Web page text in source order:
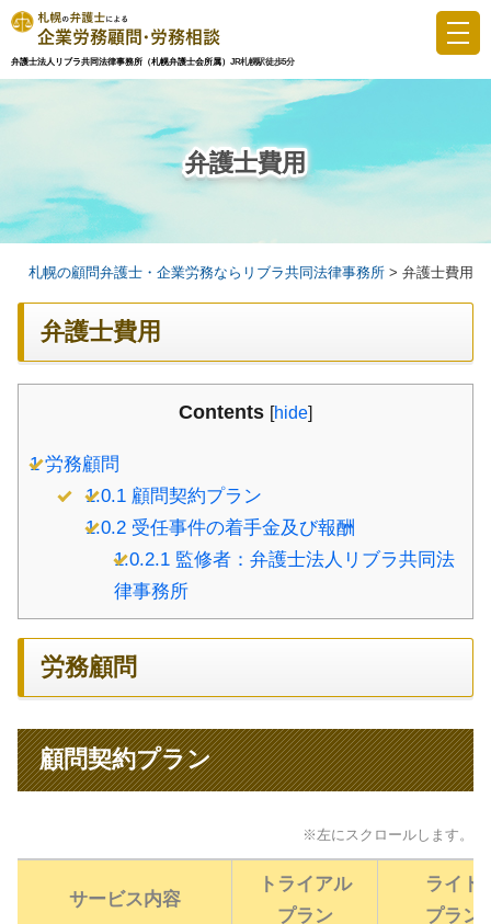
Skip
content
弁護士法人リブラ共同法律事務所（札幌弁護士会所属） JR札幌駅徒歩5分
士費用
札幌の顧問弁護士・企業労務ならリブラ共同法律事務所 > 弁護士費用
弁護士費用
Contents [hide]
1労務顧問
1.0.1 顧問契約プラン
1.0.2 受任事件の着手金及び報酬
1.0.2.1監修者：弁護士法人リブラ共同法
律事務所
労務顧問
顧問契約プラン
※左にスクロールします。
サービス内容
トライアル
プラン
ライト
プラン